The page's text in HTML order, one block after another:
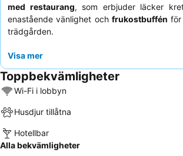
med restaurang, som erbjuder läcker
enastående vänlighet och frukostbuffén för
trädgården.
Visa mer
Toppbekvämligheter
Wi-Fi i lobbyn
Husdjur tillåtna
Hotellbar
Alla bekvämligheter